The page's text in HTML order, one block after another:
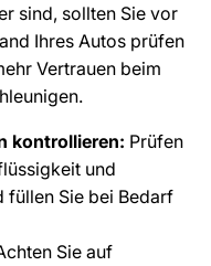
sind, sollten Sie vor
Ihres Autos prüfen
Vertrauen beim
kontrollieren: Prüfen
und
füllen Sie bei Bedarf
Sie auf